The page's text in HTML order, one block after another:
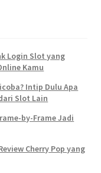
Login Slot yang
Kamu
Intip Dulu Apa
Slot Lain
by-Frame Jadi
Cherry Pop yang